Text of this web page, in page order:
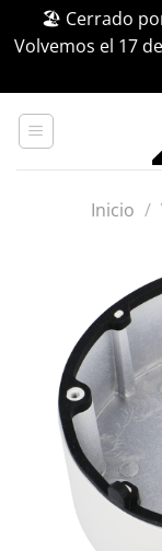
🏖️ Cerrado
Volvemos el 17
Inicio /